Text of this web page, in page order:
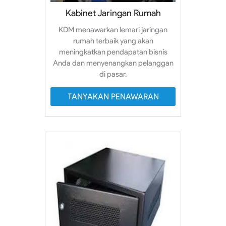
Kabinet Jaringan Rumah
KDM menawarkan lemari jaringan
rumah terbaik yang akan
meningkatkan pendapatan bisnis
Anda dan menyenangkan pelanggan
di pasar.
TANYAKAN PENAWARAN